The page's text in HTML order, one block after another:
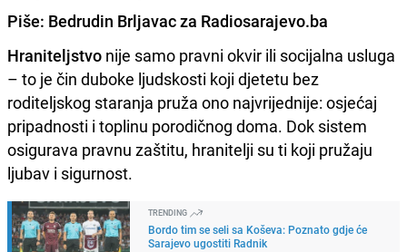
Piše: Bedrudin Brljavac za Radiosarajevo.ba
Hraniteljstvo nije samo pravni okvir ili socijalna usluga
– to je čin duboke ljudskosti koji djetetu bez
roditeljskog staranja pruža ono najvrijednije: osjećaj
pripadnosti i toplinu porodičnog doma. Dok sistem
osigurava pravnu zaštitu, hranitelji su ti koji pružaju
ljubav i sigurnost.
TRENDING
Bordo tim se seli sa Koševa: Poznato gdje će
Sarajevo ugostiti Radnik